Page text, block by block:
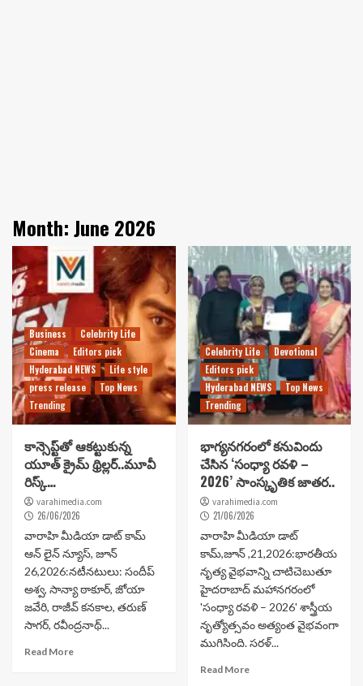
Month:June 2026
Business
Celebrity Life
Cinema
Editors pick
Hyderabad NEWS
Life style
press release
Top News
Trending
కాన్సెప్ట్‌తో ఆకట్టుకున్న
యూత్ క్రైమ్ థ్రిల్లర్..మూవీ
రిస్క్…
varahimedia.com
26/06/2026
వారాహి మీడియా డాట్ కామ్
ఆన్ లైన్ న్యూస్, జూన్
26,2026:నటీనటులు: సందీప్
అశ్వ, సాన్యా ఠాకూర్, జోయా
జవేరి, రాజీవ్ కనకాల, తరుణ్
సాగర్, రవీంద్రనాథ్...
Read More
Celebrity Life
Devotional
Editors pick
Hyderabad NEWS
Top News
Trending
భాగ్యనగరంలో కనువిందు
చేసిన ‘సంధ్యా రవళి –
2026’ సాంస్కృతిక జాతర..
varahimedia.com
21/06/2026
వారాహి మీడియా డాట్
కామ్,జూన్ ,21,2026:భారతీయ
నృత్య వైభవాన్ని చాటిచెబుతూ
హైదరాబాద్ మహానగరంలో
'సంధ్యా రవళి – 2026' శాస్త్రీయ
నృత్యోత్సవం అత్యంత వైభవంగా
ముగిసింది. సరళ్...
Read More